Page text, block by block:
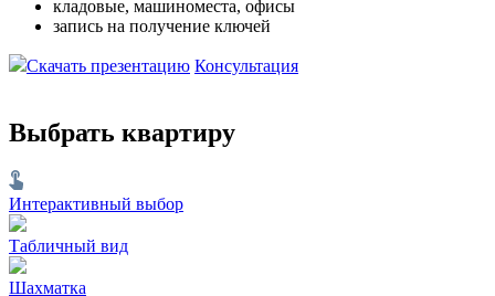
кладовые, машиноместа, офисы
запись на получение ключей
Скачать презентацию Консультация
Выбрать квартиру
Интерактивный выбор
Табличный вид
Шахматка